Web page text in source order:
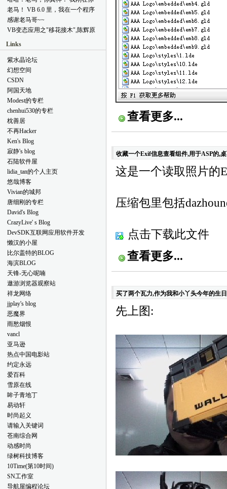
查看更多...
收藏一个Exif信息查看组件,用于ASP的,
这是一个读取照片的
压缩包里包括
点击下载此文件
查看更多...
买了两个瓦力,作为我和小丫头今年的生
先上图:
否使用代理。我也想用vb做一个这
样的程序（程序里有一个
webbrowser。），程序也放置这样
的“代理设置”项（如图1）。每运
的代理IP，以便使该程序里的
页。这样该怎么做呢？ 图1 ② 我
的上个留言实际上是想将此设置剥
离出来，形成一个独立的增强代理
工具。界面演示如图2: 图2 代理ip
列表通过网络获得（这个好解
决）。这样我就可以很方便的打开
某个程序而且以代理ip连接网络
了。 我主要想知道怎么实现①。
②只是我的想法而已。 十分感
谢！
ip列表，然后每点击一个列表项，
即运行一份程序A，该份程序A通
过所选列表项里的ip进行连接。 ①
请问有没有更好的方法？ ②如果
上述方法可行，要实现每份程序通
过独立代理ip连接网络，大致要怎
样的思路？若有相关源码就更好
了。 多谢了！
这留个言向你请教。因这个问题寝
食难安哪，以前遇到过没彻底解
决，通过这一番折腾，倒是学到不
少，对
FindWindow,FindWindowEx,Getwindowtext
等等API函数有了更深的理解。发
完那个请教贴，又回去小心的看了
一下，多设置了几处debug，一
看，HOHO，原来是自己粗心而弄
错了要被点击的那个按钮的句柄。
timer并不会被挂起 来老马的领地
竟然有如此神奇功效啊，这个小疏
忽迷惑了我一个下午了。再次拜谢
这是为什么呢？ 愚以为，在老马
的地盘，想问题的态度就会严谨起
来。（郑重声明：我不是来拍(此
处略去两个字)滴！）
老马！ VB 6.0 里，我在一个程序
里用了webbrowser，webbrowser里
有alert弹窗。于是我用timer来不停
检测（用了
FindWindow,FindWindowEx,EnumChildWindows
等）是否弹窗，若有则关闭。可是
除了个别的貌似能被关闭，其他的
都没反应。 程序本身的msgbox窗
口弹窗时，并不会中断timer的运
行。是不是反而webbrowser里引起
的外部弹窗会是使之挂起啊？而且
奇怪的是，按理说，即使这样会被
挂起，那我同时开两份程序，用一
份程序去自动点击另一份程序的弹
窗，好像也没用呢。 这是为什么
呢？ 有木有解决的办法？ ps:写完
这些没填验证码就提交，回馈错
误，我吓一大跳，难道我幸苦码的
字就白费了，幸好信春哥原地复活
~~~~~ 再PS:上面说的提交，竟然
是在一篇日志下作为评论来提交
的，晕死，看来在老马的地盘，还
是专心点好
感谢老马哥~~
VB变态应用之"移花接木",陈辉原
下。。。。
Links
紫水晶论坛
幻想空间
CSDN
阿国天地
Modest的专栏
chenhui530的专栏
枕善居
不再Hacker
Ken's Blog
寂静's blog
石陆软件屋
lidia_tan的个人主页
悠哉博客
Vivian的城邦
唐细刚的专栏
David's Blog
CrazyLive' s Blog
DevSDK互联网应用软件开发
懒汉的小屋
比尔盖特的BLOG
海滨BLOG
天锋-无心呢喃
遨游浏览器观察站
祥龙网络
jjplay's blog
恶魔界
雨愁烟恨
vancl
亚马逊
热点中国电影站
约定永远
爱百科
雪原在线
眸子青地丁
易动轩
时尚起义
请输入关键词
苍南综合网
动感时尚
绿树科技博客
10Time(第10时间)
SN工作室
导航屋编程论坛